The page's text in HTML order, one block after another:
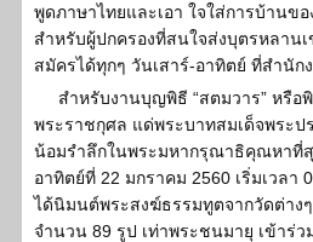
พูดภาษาไทยและเอา ใจใส่การบ้านข
สำหรับผู้ปกครองที่สนใจส่งบุตรหลาน
สมัครได้ทุกๆ วันเสาร์-อาทิตย์ ที่สำนัก
สำหรับงานบุญพิธี “สตมวาร” หรือ
พระราชกุศล แด่พระบาทสมเด็จพระ
น้อมรำลึกในพระมหากรุณาธิคุณหาที่
อาทิตย์ที่ 22 มกราคม 2560 เริ่มเวลา
ได้นิมนต์พระสงฆ์ธรรมทูตจากวัดต่างๆ
จำนวน 89 รูป เท่าพระชนมายุ เข้าร่